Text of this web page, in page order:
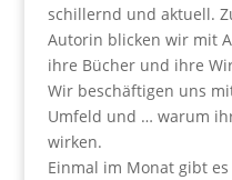
schillernd und aktuell.
Autorin blicken wir mit
ihre Bücher und ihre
Wir beschäftigen uns
Umfeld und … warum
wirken.
Einmal im Monat gibt